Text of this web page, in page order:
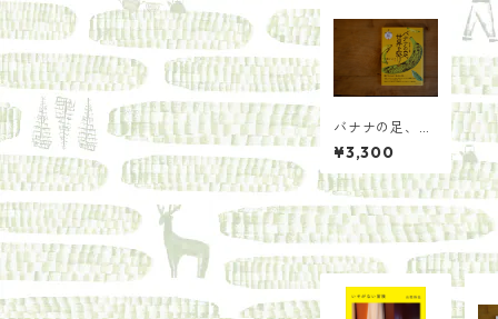
バナナの足、世
界を駆ける 農と
食の人類学／小
松 かおり
¥3,300